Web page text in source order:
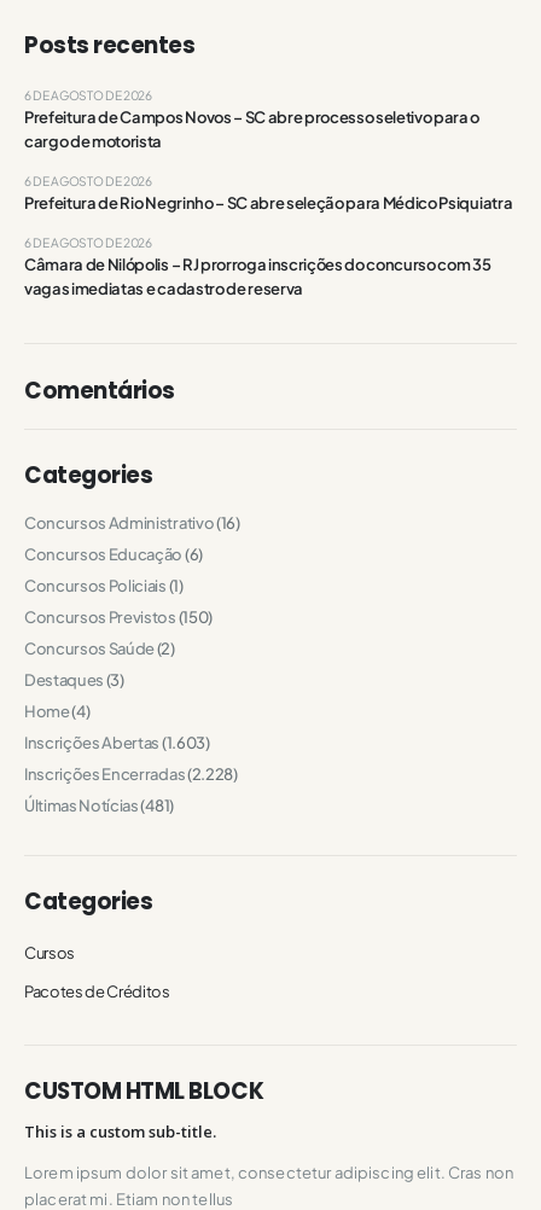
Posts recentes
Prefeitura de Campos Novos – SC abre processo seletivo para o
cargo de motorista
6 DE AGOSTO DE 2026
Prefeitura de Rio Negrinho – SC abre seleção para Médico Psiquiatra
6 DE AGOSTO DE 2026
Câmara de Nilópolis – RJ prorroga inscrições do concurso com 35
vagas imediatas e cadastro de reserva
6 DE AGOSTO DE 2026
Comentários
Categories
Concursos Administrativo(16)
Concursos Educação(6)
Concursos Policiais(1)
Concursos Previstos(150)
Concursos Saúde(2)
Destaques(3)
Home(4)
Inscrições Abertas(1.603)
Inscrições Encerradas(2.228)
Últimas Notícias(481)
Categories
Cursos
Pacotes de Créditos
CUSTOM HTML BLOCK
This is a custom sub-title.
Lorem ipsum dolor sit amet, consectetur adipiscing elit. Cras non
placerat mi. Etiam non tellus